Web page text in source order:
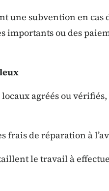
une subvention en cas
importants ou des
agréés ou
frais de réparation à
le travail à